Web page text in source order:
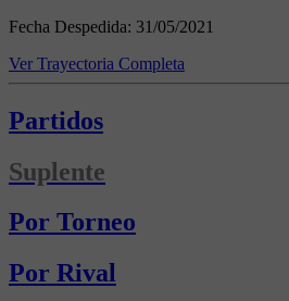
Fecha Despedida: 31/05/2021
Ver Trayectoria Completa
Partidos
Suplente
Por Torneo
Por Rival